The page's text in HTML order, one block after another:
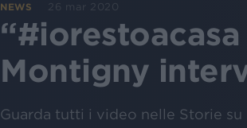
NEWS 26 mar 2020
Montigny
Guarda tutti i video nelle Storie